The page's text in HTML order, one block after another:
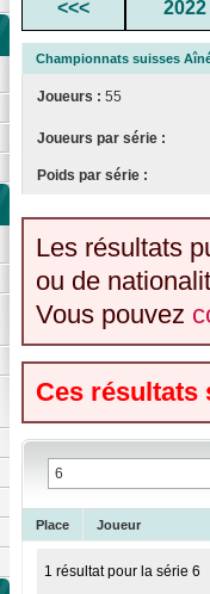
<<< 2022
Championnats suisses
Joueurs : 55
Joueurs par série :
Poids par série :
Les résultats
ou de
Vous pouvez
Ces résultats
Place Joueur
1 résultat pour la série 6